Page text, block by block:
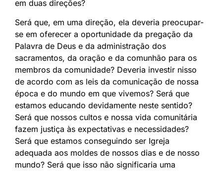
em duas direções?
Será que, em uma direção, ela deveria preocupar-
se em oferecer a oportunidade da pregação da
Palavra de Deus e da administração dos
sacramentos, da oração e da comunhão para os
membros da comunidade? Deveria investir nisso
de acordo com as leis da comunicação de nossa
época e do mundo em que vivemos? Será que
estamos educando devidamente neste sentido?
Será que nossos cultos e nossa vida comunitária
fazem justiça às expectativas e necessidades?
Será que estamos conseguindo ser Igreja
adequada aos moldes de nossos dias e de nosso
mundo? Será que isso não significaria uma